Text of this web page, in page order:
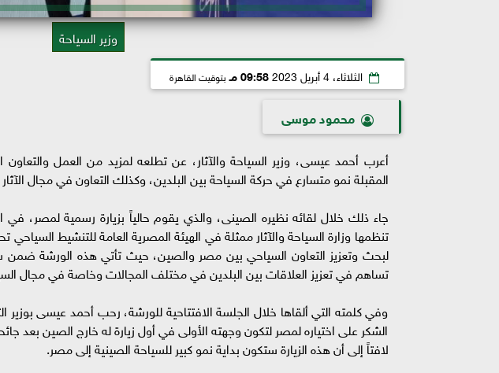
وزير السياحة
الثلاثاء، 4 أبريل 2023 09:58 مـ بتوقيت القاهرة
محمود موسى
أعرب أحمد عيسى، وزير السياحة والآثار، عن تطلعه لمزيد من العمل
المقبلة نمو متسارع في حركة السياحة بين البلدين، وكذلك التعاون في مجال
جاء ذلك خلال لقائه نظيره الصينى، والذي يقوم حالياً بزيارة رسمية لمصر، في
تنظمها وزارة السياحة والآثار ممثلة في الهيئة المصرية العامة للتنشيط
لبحث وتعزيز التعاون السياحي بين مصر والصين، حيث تأتي هذه الورشة ضمن
تساهم في تعزيز العلاقات بين البلدين في مختلف المجالات وخاصة في مجال
وفي كلمته التي ألقاها خلال الجلسة الافتتاحية للورشة، رحب أحمد عيسى
الشكر على اختياره لمصر لتكون وجهته الأولى في أول زيارة له خارج الصين بعد
لافتاً إلى أن هذه الزيارة ستكون بداية نمو كبير للسياحة الصينية إلى مصر.